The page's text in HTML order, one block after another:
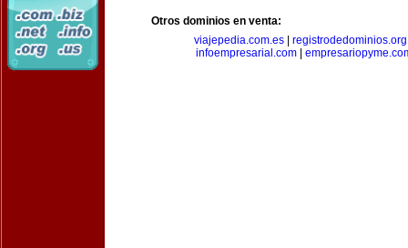
Otros dominios en venta:
viajepedia.com.es| registrodedominios.org
infoempresarial.com|